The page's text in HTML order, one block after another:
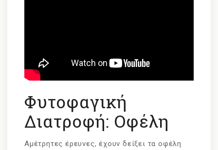
Φυτοφαγική
Διατροφή: Οφέλη
Αμέτρητες έρευνες, έχουν δείξει τα οφέλη